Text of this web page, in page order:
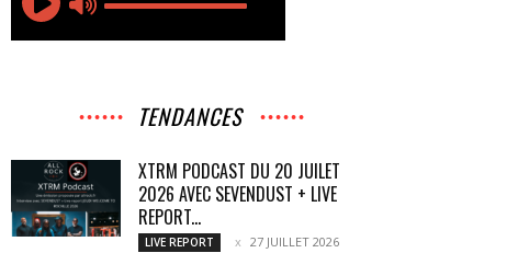
TENDANCES
XTRM PODCAST DU 20 JUILET
2026 AVEC SEVENDUST + LIVE
REPORT...
LIVE REPORT 27 JUILLET 2026